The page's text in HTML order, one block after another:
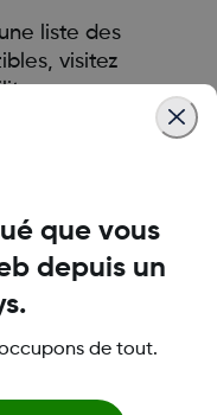
liste des
visitez
.
que vous
depuis un
de tout.